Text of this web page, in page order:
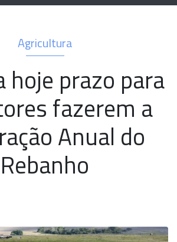
Agricultura
hoje prazo para
fazerem a
Anual do
Rebanho